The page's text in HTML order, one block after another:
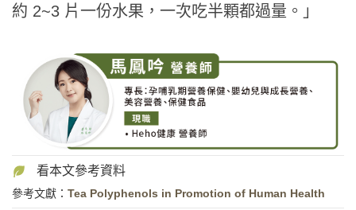
約 2~3 片一份水果，一次吃半顆都過量。」
參考文獻： Tea Polyphenols in Promotion of Human Health